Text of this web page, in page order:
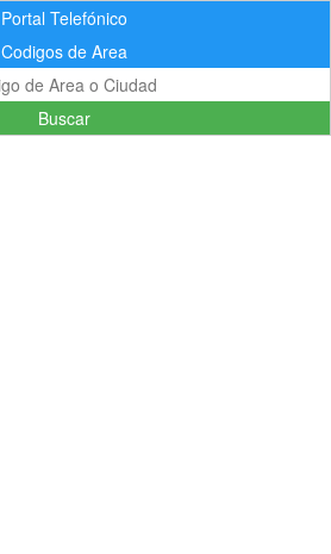
Portal Telefónico
Codigos de Area
Buscar